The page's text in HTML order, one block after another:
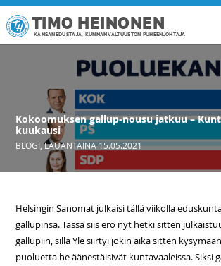
TIMO HEINONEN
KANSANEDUSTAJA, KUNNANVALTUUSTON PUHEENJOHTAJA
Kokoomuksen gallup-nousu jatkuu –
kuukausi
BLOGI ,LAUANTAINA 15.05.2021
Helsingin Sanomat julkaisi tällä viikolla
gallupinsa. Tässä siis ero nyt hetki sitten
gallupiin, sillä Yle siirtyi jokin aika sitten
puoluetta he äänestäisivät kuntavaaleissa. Siksi